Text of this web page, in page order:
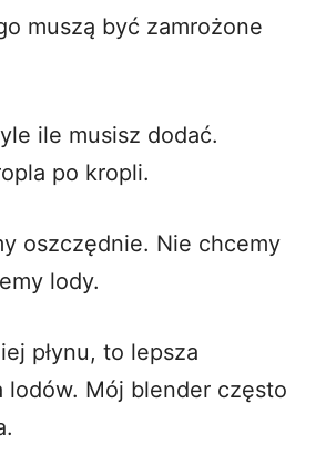
muszą być zamrożone
ile musisz dodać.
po kropli.
oszczędnie. Nie chcemy
lody.
płynu, to lepsza
lodów. Mój blender często